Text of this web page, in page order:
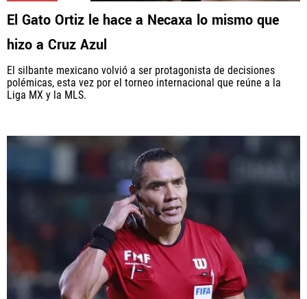
El Gato Ortiz le hace a Necaxa lo mismo que
hizo a Cruz Azul
El silbante mexicano volvió a ser protagonista de decisiones
polémicas, esta vez por el torneo internacional que reúne a la
Liga MX y la MLS.